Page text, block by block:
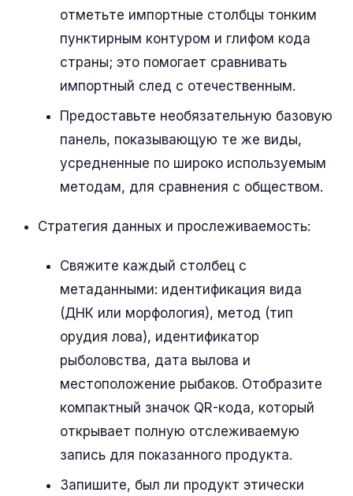
отметьте импортные столбцы тонким
пунктирным контуром и глифом кода
страны; это помогает сравнивать
импортный след с отечественным.
Предоставьте необязательную базовую
панель, показывающую те же виды,
усредненные по широко используемым
методам, для сравнения с обществом.
Стратегия данных и прослеживаемость:
Свяжите каждый столбец с
метаданными: идентификация вида
(ДНК или морфология), метод (тип
орудия лова), идентификатор
рыболовства, дата вылова и
местоположение рыбаков. Отобразите
компактный значок QR-кода, который
открывает полную отслеживаемую
запись для показанного продукта.
Запишите, был ли продукт этически